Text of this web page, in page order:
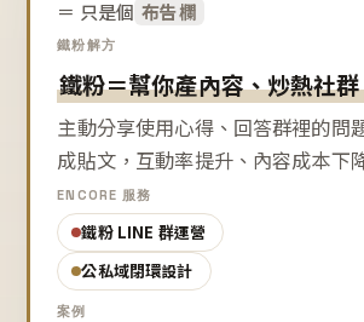
＝ 只是個 布告欄
鐵粉解方
鐵粉＝幫你產內容、炒熱社群
主動分享使用心得、回答群裡的問
成貼文，互動率提升、內容成本下
ENCORE 服務
鐵粉 LINE 群運營
公私域閉環設計
案例